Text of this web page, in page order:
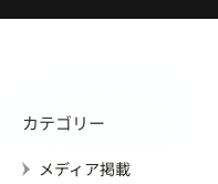
カテゴリー
メディア掲載